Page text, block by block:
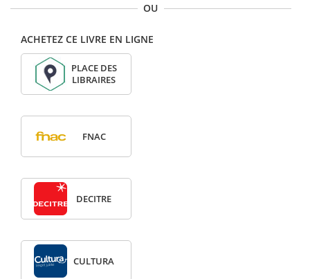
OU
ACHETEZ CE LIVRE EN LIGNE
PLACE DES
LIBRAIRES
FNAC
DECITRE
CULTURA